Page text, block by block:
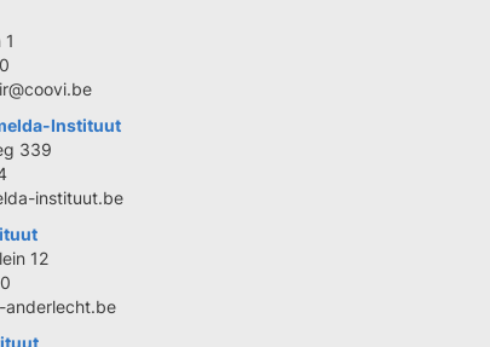
Instituut
339
instituut.be
12
anderlecht.be